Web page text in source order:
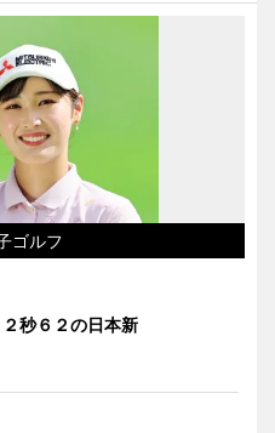
ゴルフ
秒６２の日本新